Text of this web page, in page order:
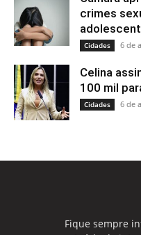
crimes
Cidades 6 de
Celina
100 mil
Cidades 6 de
Fique sempre